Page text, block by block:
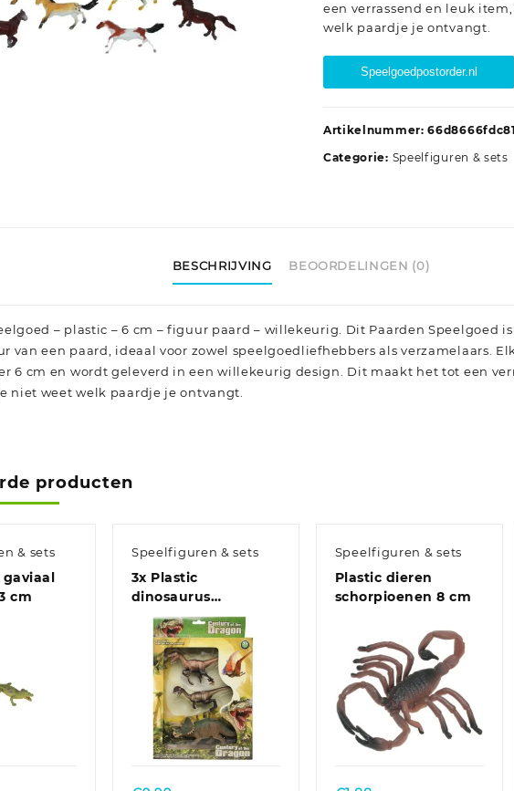
een verrassend en leuk
welk paardje je ontvangt.
Speelgoedpostorder.nl
Artikelnummer:66d8666fdc81
Categorie: Speelfiguren & sets
BESCHRIJVING BEOORDELINGEN (0)
– plastic – 6 cm – figuur paard – willekeurig. Dit Paarden Speelgoed
van een paard, ideaal voor zowel speelgoedliefhebbers als verzamelaars.
6 cm en wordt geleverd in een willekeurig design. Dit maakt het tot een
niet weet welk paardje je ontvangt.
producten
& sets
cm
Speelfiguren & sets
3x Plastic
dinosaurus
speelgoed figuren
voor kinderen
Speelfiguren & sets
Plastic dieren
schorpioenen 8 cm